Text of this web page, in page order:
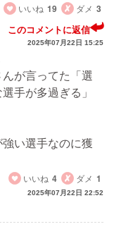
いいね 19 ダメ 3
このコメントに返信
2025年07月22日 15:25
が言ってた「選
手が多過ぎる」
い選手なのに獲
いいね 4 ダメ 1
2025年07月22日 22:52